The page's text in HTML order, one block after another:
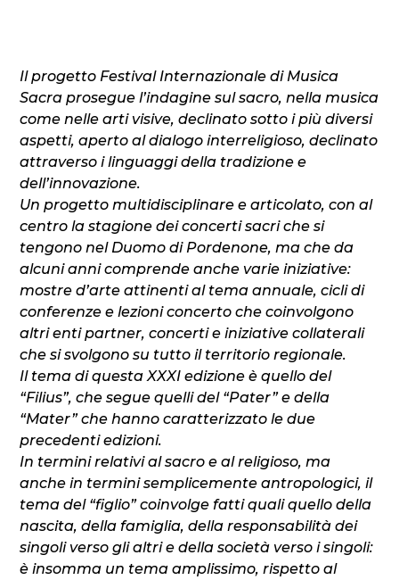
Il progetto Festival Internazionale di Musica
Sacra prosegue l’indagine sul sacro, nella musica
come nelle arti visive, declinato sotto i più diversi
aspetti, aperto al dialogo interreligioso, declinato
attraverso i linguaggi della tradizione e
dell’innovazione.
Un progetto multidisciplinare e articolato, con al
centro la stagione dei concerti sacri che si
tengono nel Duomo di Pordenone, ma che da
alcuni anni comprende anche varie iniziative:
mostre d’arte attinenti al tema annuale, cicli di
conferenze e lezioni concerto che coinvolgono
altri enti partner, concerti e iniziative collaterali
che si svolgono su tutto il territorio regionale.
Il tema di questa XXXI edizione è quello del
“Filius”, che segue quelli del “Pater” e della
“Mater” che hanno caratterizzato le due
precedenti edizioni.
In termini relativi al sacro e al religioso, ma
anche in termini semplicemente antropologici, il
tema del “figlio” coinvolge fatti quali quello della
nascita, della famiglia, della responsabilità dei
singoli verso gli altri e della società verso i singoli:
è insomma un tema amplissimo, rispetto al